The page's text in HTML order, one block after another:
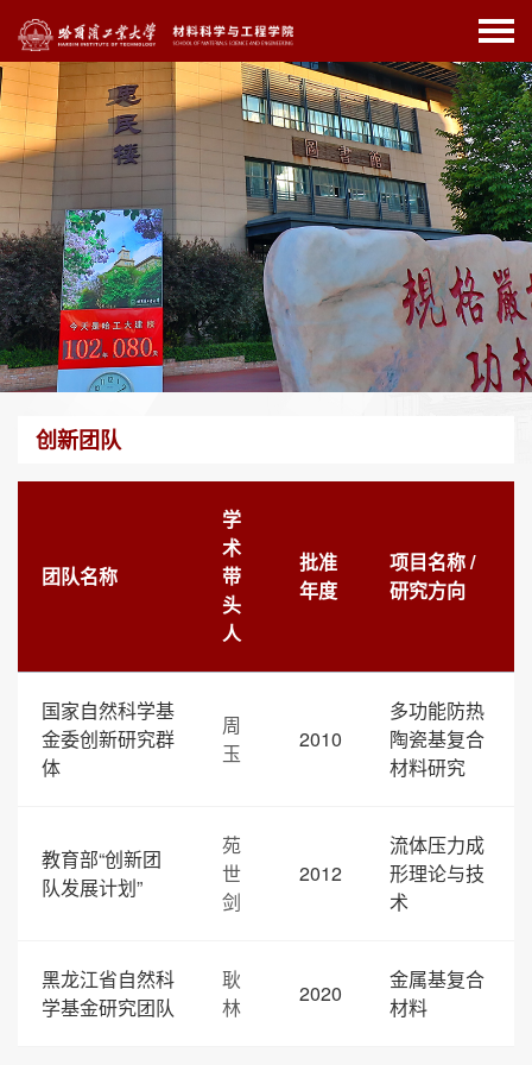
创新团队
团队名称
学
术
带
头
人
批准
年度
项目名称 /
研究方向
国家自然科学基
金委创新研究群
体
周
玉
2010
多功能防热
陶瓷基复合
材料研究
教育部“创新团
队发展计划”
苑
世
剑
2012
流体压力成
形理论与技
术
黑龙江省自然科
学基金研究团队
耿
林
2020
金属基复合
材料